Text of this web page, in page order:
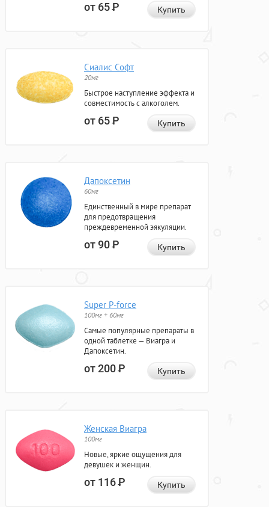
от 65Р Купить
Сиалис Софт
20мг
Быстрое наступление эффекта и
совместимость с алкоголем.
от 65Р Купить
Дапоксетин
60мг
Единственный в мире препарат
для предотвращения
преждевременной эякуляции.
от 90Р Купить
Super P-force
100мг + 60мг
Самые популярные препараты в
одной таблетке — Виагра и
Дапоксетин.
от 200Р Купить
Женская Виагра
100мг
Новые, яркие ощущения для
девушек и женщин.
от 116Р Купить